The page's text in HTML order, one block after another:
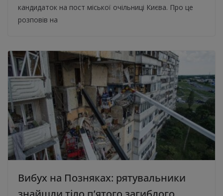
кандидаток на пост міської очільниці Києва. Про це
розповів на
Вибух на Позняках: рятувальники